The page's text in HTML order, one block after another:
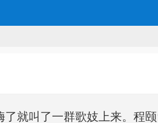
就叫了一群歌妓上来。程